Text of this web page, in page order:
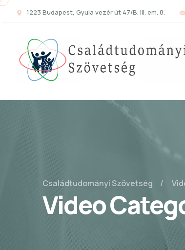
1223 Budapest, Gyula vezér út 47/B. III. em. 8.
Családtudományi Szövetség
Video